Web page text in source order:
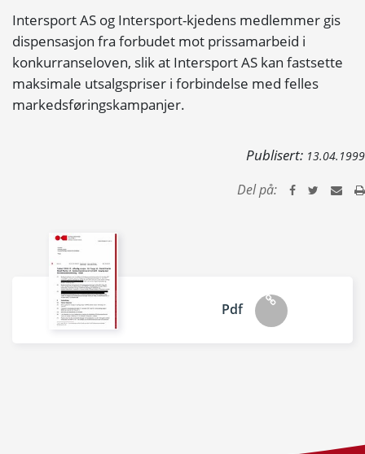
Intersport AS og Intersport-kjedens medlemmer gis
dispensasjon fra forbudet mot prissamarbeid i
konkurranseloven, slik at Intersport AS kan fastsette
maksimale utsalgspriser i forbindelse med felles
markedsføringskampanjer.
Publisert: 13.04.1999
Del på:
Pdf